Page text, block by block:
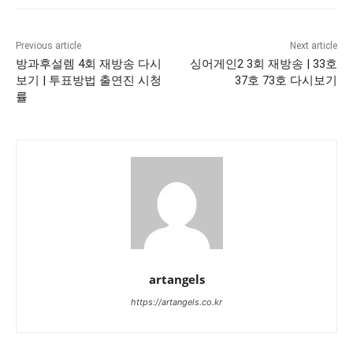
Previous article
방과후설렘 4회 재방송 다시
보기 | 투표방법 출연진 시청
률
Next article
싱어게인2 3회 재방송 | 33호
37호 73호 다시보기
artangels
https://artangels.co.kr